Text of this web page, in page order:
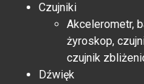
Czujniki
Akcelerometr,
żyroskop,
czujnik
Dźwięk